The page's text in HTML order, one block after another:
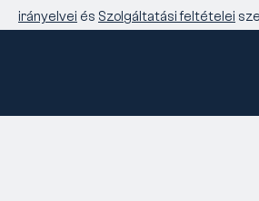
irányelvei és Szolgáltatási feltételei